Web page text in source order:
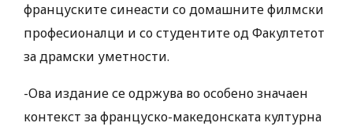
француските синеасти со домашните филмски
професионалци и со студентите од Факултетот
за драмски уметности.
-Ова издание се одржува во особено значаен
контекст за француско-македонската културна